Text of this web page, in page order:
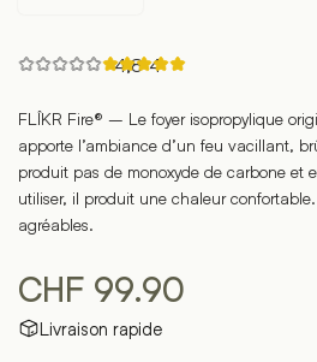
Noté
4.75
5
la
base
de
4
4,8·4
FLÎKR Fire® – Le foyer isopropylique
apporte l’ambiance d’un feu vacillant,
produit pas de monoxyde de carbone et
utiliser, il produit une chaleur
agréables.
CHF 99.90
Livraison rapide